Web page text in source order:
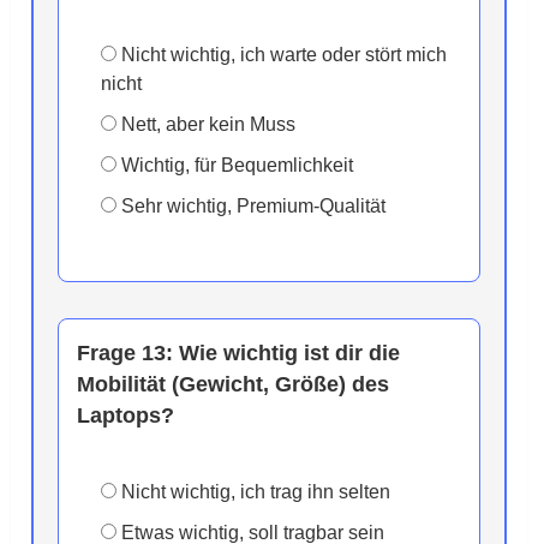
Nicht wichtig, ich warte oder stört mich
nicht
Nett, aber kein Muss
Wichtig, für Bequemlichkeit
Sehr wichtig, Premium-Qualität
Frage 13: Wie wichtig ist dir die
Mobilität (Gewicht, Größe) des
Laptops?
Nicht wichtig, ich trag ihn selten
Etwas wichtig, soll tragbar sein